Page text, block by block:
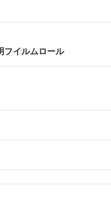
フイルムロール